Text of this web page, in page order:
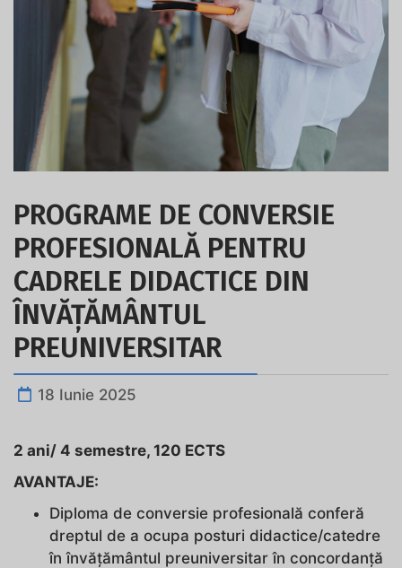
PROGRAME DE CONVERSIE
PROFESIONALĂ PENTRU
CADRELE DIDACTICE DIN
ÎNVĂȚĂMÂNTUL
PREUNIVERSITAR
18 Iunie 2025
2 ani/ 4 semestre, 120 ECTS
AVANTAJE:
Diploma de conversie profesională conferă
dreptul de a ocupa posturi didactice/catedre
în învăţământul preuniversitar în concordanţă